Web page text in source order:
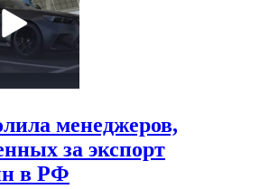
менеджеров,
за экспорт
в РФ